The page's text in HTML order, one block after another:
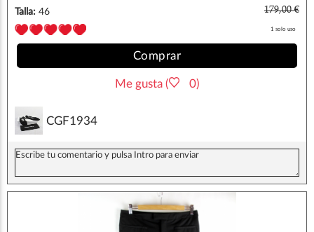
Talla: 46 179,00 €
1 solo uso
Comprar
Me gusta ( 0)
CGF1934